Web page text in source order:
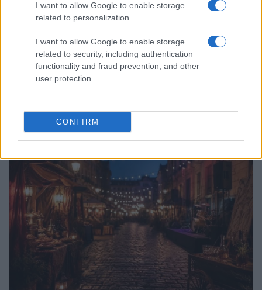
I want to allow Google to enable storage
related to personalization.
I want to allow Google to enable storage
related to security, including authentication
functionality and fraud prevention, and other
user protection.
CONFIRM
valore educativo
Francesca Lombardi · 27 Lug 2026